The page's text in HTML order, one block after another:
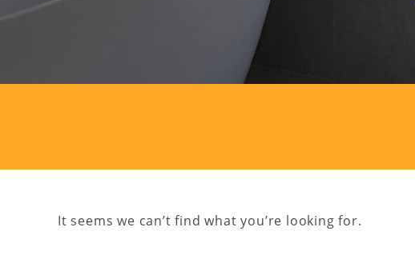
It seems we can’t find what you’re looking for.